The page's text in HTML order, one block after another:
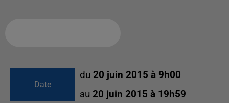
Date
du 20 juin 2015 à 9h00
au 20 juin 2015 à 19h59